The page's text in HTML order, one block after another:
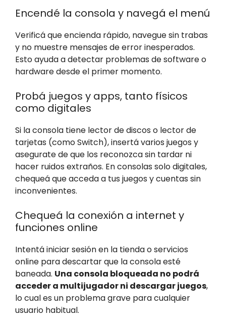
Encendé la consola y navegá el menú
Verificá que encienda rápido, navegue sin trabas
y no muestre mensajes de error inesperados.
Esto ayuda a detectar problemas de software o
hardware desde el primer momento.
Probá juegos y apps, tanto físicos
como digitales
Si la consola tiene lector de discos o lector de
tarjetas (como Switch), insertá varios juegos y
asegurate de que los reconozca sin tardar ni
hacer ruidos extraños. En consolas solo digitales,
chequeá que acceda a tus juegos y cuentas sin
inconvenientes.
Chequeá la conexión a internet y
funciones online
Intentá iniciar sesión en la tienda o servicios
online para descartar que la consola esté
baneada. Una consola bloqueada no podrá
acceder a multijugador ni descargar juegos,
lo cual es un problema grave para cualquier
usuario habitual.